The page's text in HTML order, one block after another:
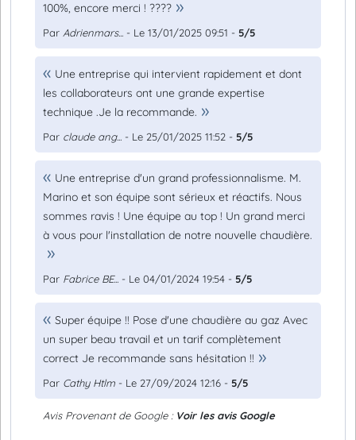
100%, encore merci ! ????
Par Adrienmars... - Le 13/01/2025 09:51 - 5/5
Une entreprise qui intervient rapidement et dont
les collaborateurs ont une grande expertise
technique .Je la recommande.
Par claude ang... - Le 25/01/2025 11:52 - 5/5
Une entreprise d'un grand professionnalisme. M.
Marino et son équipe sont sérieux et réactifs. Nous
sommes ravis ! Une équipe au top ! Un grand merci
à vous pour l'installation de notre nouvelle chaudière.
Par Fabrice BE... - Le 04/01/2024 19:54 - 5/5
Super équipe !! Pose d'une chaudière au gaz Avec
un super beau travail et un tarif complètement
correct Je recommande sans hésitation !!
Par Cathy Htlm - Le 27/09/2024 12:16 - 5/5
Avis Provenant de Google : Voir les avis Google